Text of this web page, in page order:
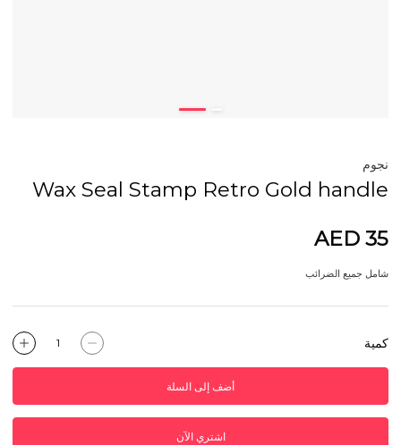
نجوم
Wax Seal Stamp Retro Gold handle
AED 35
شامل جميع الضرائب
كمية
أضف إلى السلة
اشتري الآن